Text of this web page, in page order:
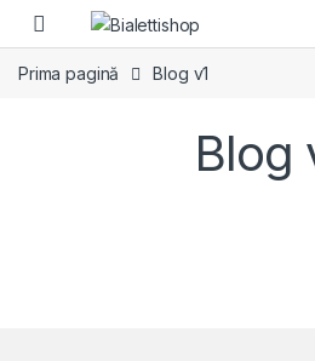
Skip to navigation
Skip to content
Prima pagină Blog v1
Blog